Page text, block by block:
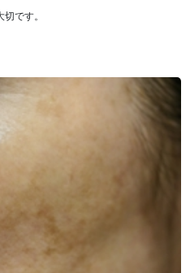
ルロン酸注入
き 食べ物 ＹＡ
です。